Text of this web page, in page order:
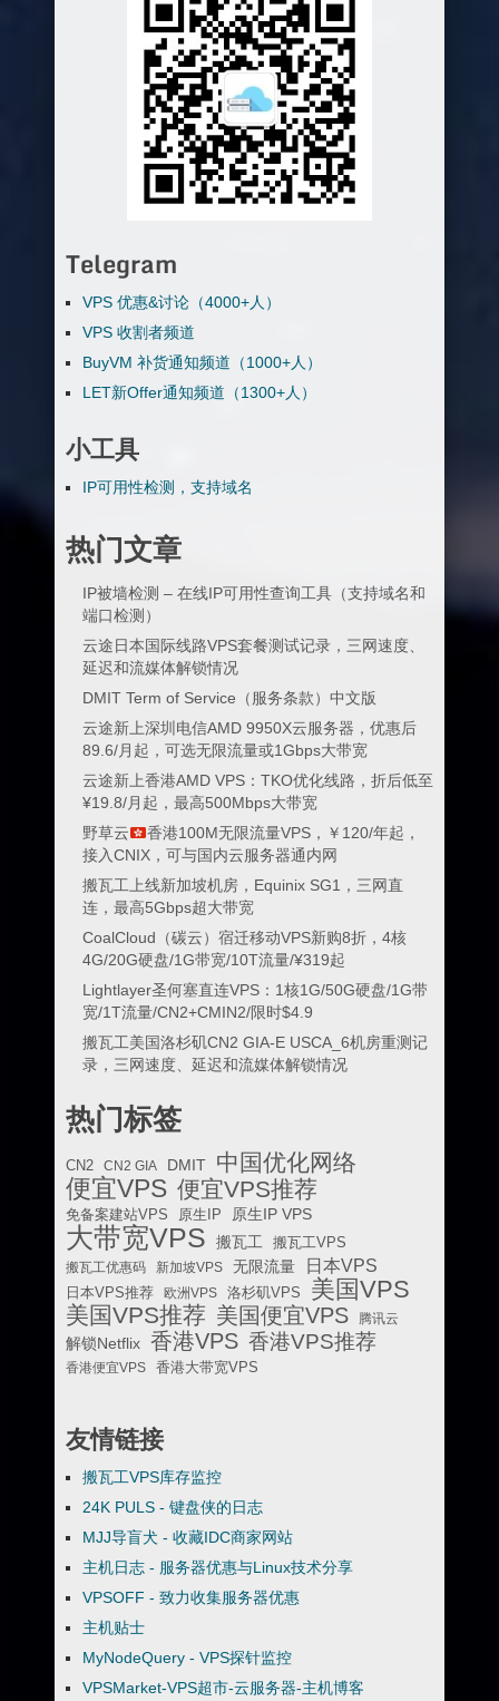
Telegram
VPS 优惠&讨论（4000+人）
VPS 收割者频道
BuyVM 补货通知频道（1000+人）
LET新Offer通知频道（1300+人）
小工具
IP可用性检测，支持域名
热门文章
IP被墙检测 – 在线IP可用性查询工具（支持域名和
端口检测）
云途日本国际线路VPS套餐测试记录，三网速度、
延迟和流媒体解锁情况
DMIT Term of Service（服务条款）中文版
云途新上深圳电信AMD 9950X云服务器，优惠后
89.6/月起，可选无限流量或1Gbps大带宽
云途新上香港AMD VPS：TKO优化线路，折后低至
¥19.8/月起，最高500Mbps大带宽
野草云
香港100M无限流量VPS，￥120/年起，
接入CNIX，可与国内云服务器通内网
搬瓦工上线新加坡机房，Equinix SG1，三网直
连，最高5Gbps超大带宽
CoalCloud（碳云）宿迁移动VPS新购8折，4核
4G/20G硬盘/1G带宽/10T流量/¥319起
Lightlayer圣何塞直连VPS：1核1G/50G硬盘/1G带
宽/1T流量/CN2+CMIN2/限时$4.9
搬瓦工美国洛杉矶CN2 GIA-E USCA_6机房重测记
录，三网速度、延迟和流媒体解锁情况
热门标签
CN2 CN2 GIA DMIT 中国优化网络
便宜VPS 便宜VPS推荐
免备案建站VPS 原生IP 原生IP VPS
大带宽VPS 搬瓦工
搬瓦工VPS
搬瓦工优惠码
新加坡VPS 无限流量 日本VPS
日本VPS推荐 欧洲VPS 洛杉矶VPS 美国VPS
美国VPS推荐 美国便宜VPS 腾讯云
解锁Netflix 香港VPS 香港VPS推荐
香港便宜VPS 香港大带宽VPS
友情链接
搬瓦工VPS库存监控
24K PULS - 键盘侠的日志
MJJ导盲犬 - 收藏IDC商家网站
主机日志 - 服务器优惠与Linux技术分享
VPSOFF - 致力收集服务器优惠
主机贴士
MyNodeQuery - VPS探针监控
VPSMarket-VPS超市-云服务器-主机博客